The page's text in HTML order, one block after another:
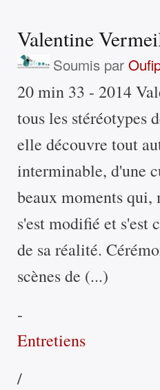
Valentine
Soumis par
20 min 33 - 2014
tous les stéréotypes
elle découvre tout
interminable, d'une
beaux moments
s'est modifié et s'est
de sa réalité.
scènes de (...)
-
Entretiens
/